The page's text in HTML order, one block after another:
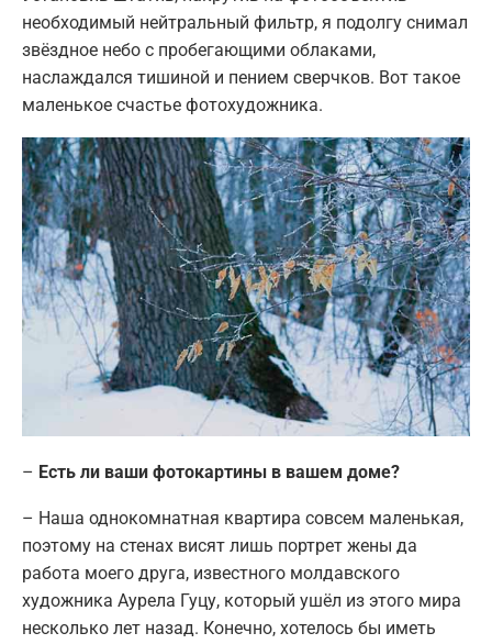
необходимый нейтральный фильтр, я подолгу снимал
звёздное небо с пробегающими облаками,
наслаждался тишиной и пением сверчков. Вот такое
маленькое счастье фотохудожника.
– Есть ли ваши фотокартины в вашем доме?
– Наша однокомнатная квартира совсем маленькая,
поэтому на стенах висят лишь портрет жены да
работа моего друга, известного молдавского
художника Аурела Гуцу, который ушёл из этого мира
несколько лет назад. Конечно, хотелось бы иметь